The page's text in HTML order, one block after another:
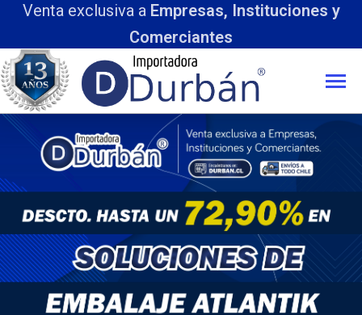
Venta exclusiva a Empresas, Instituciones y
Comerciantes